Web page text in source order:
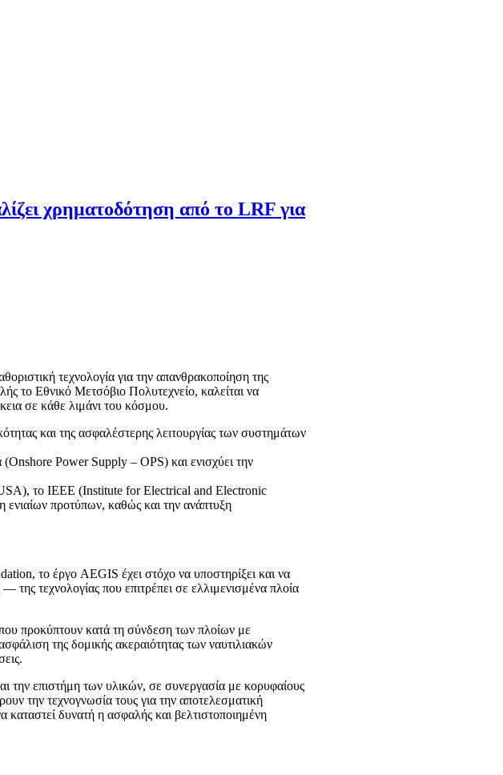
χρηματοδότηση από το LRF για
τεχνολογία για την απανθρακοποίηση της
το Εθνικό Μετσόβιο Πολυτεχνείο, καλείται να
σε κάθε λιμάνι του κόσμου.
και της ασφαλέστερης λειτουργίας των συστημάτων
(Onshore Power Supply – OPS) και ενισχύει την
το IEEE (Institute for Electrical and Electronic
προτύπων, καθώς και την ανάπτυξη
το έργο AEGIS έχει στόχο να υποστηρίξει και να
τεχνολογίας που επιτρέπει σε ελλιμενισμένα πλοία
προκύπτουν κατά τη σύνδεση των πλοίων με
της δομικής ακεραιότητας των ναυτιλιακών
την επιστήμη των υλικών, σε συνεργασία με κορυφαίους
την τεχνογνωσία τους για την αποτελεσματική
καταστεί δυνατή η ασφαλής και βελτιστοποιημένη